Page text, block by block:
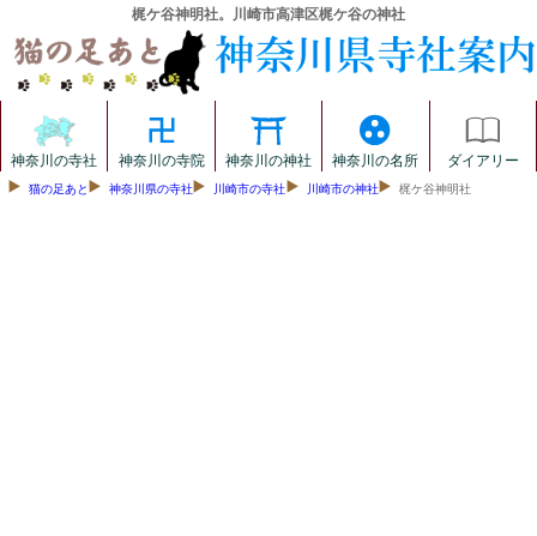
梶ケ谷神明社。川崎市高津区梶ケ谷の神社
神奈川の寺社 神奈川の寺院 神奈川の神社 神奈川の名所 ダイアリー
猫の足あと 神奈川県の寺社 川崎市の寺社 川崎市の神社 梶ケ谷神明社